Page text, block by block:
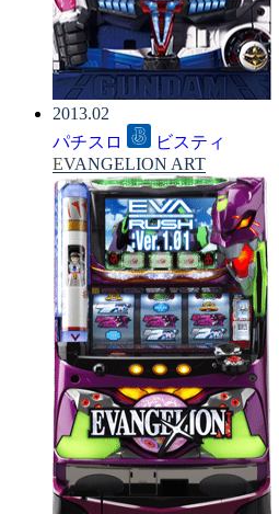
2013.02
パチスロ
ビスティ
EVANGELION ART